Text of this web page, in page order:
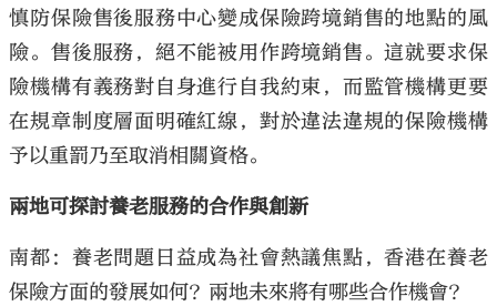
慎防保險售後服務中心變成保險跨境銷售的地點的風
險。售後服務，絕不能被用作跨境銷售。這就要求保
險機構有義務對自身進行自我約束，而監管機構更要
在規章制度層面明確紅線，對於違法違規的保險機構
予以重罰乃至取消相關資格。
兩地可探討養老服務的合作與創新
南都：養老問題日益成為社會熱議焦點，香港在養老
保險方面的發展如何？兩地未來將有哪些合作機會？